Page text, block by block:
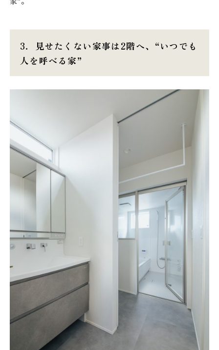
3．
見せたくない家事は2階へ、“いつでも
人を呼べる家”